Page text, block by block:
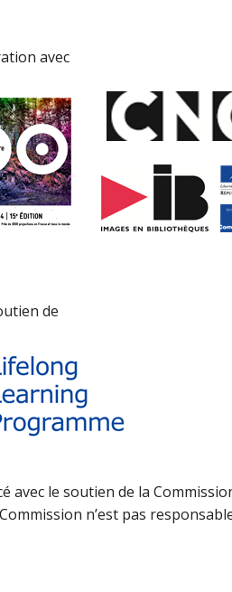
avec
de
avec le soutien de la
n’est pas